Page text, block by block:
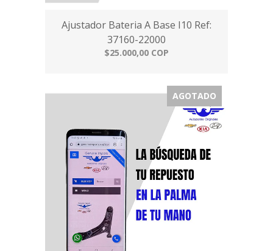
Ajustador Bateria A Base I10 Ref:
37160-22000
$25.000,00 COP
AGOTADO